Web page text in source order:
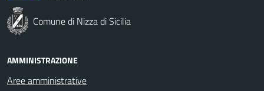
Comune di Nizza di Sicilia
AMMINISTRAZIONE
Aree amministrative